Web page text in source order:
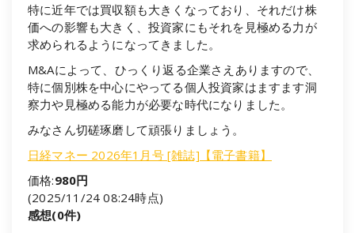
特に近年では買収額も大きくなっており、それだけ株
価への影響も大きく、投資家にもそれを見極める力が
求められるようになってきました。
M&Aによって、ひっくり返る企業さえありますので、
特に個別株を中心にやってる個人投資家はますます洞
察力や見極める能力が必要な時代になりました。
みなさん切磋琢磨して頑張りましょう。
日経マネー 2026年1月号 [雑誌]【電子書籍】
価格:980円
(2025/11/24 08:24時点)
感想(0件)